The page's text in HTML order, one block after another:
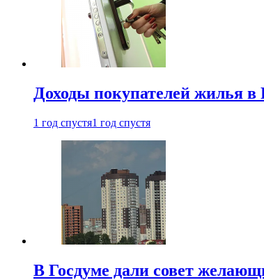
Доходы покупателей жилья в
1 год спустя1 год спустя
В Госдуме дали совет